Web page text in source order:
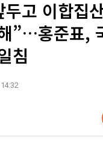
두고 이합집
”…홍준표,
침